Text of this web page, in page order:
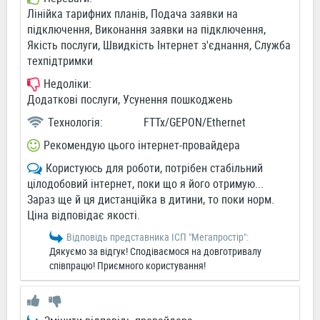
Лінійка тарифних планів, Подача заявки на
підключення, Виконання заявки на підключення,
Якість послуги, Швидкість Інтернет з'єднання, Служба
техпідтримки
Недоліки:
Додаткові послуги, Усунення пошкоджень
Технологія:
FTTx/GEPON/Ethernet
Рекомендую цього інтернет-провайдера
Користуюсь для роботи, потрібен стабільний
цілодобовий інтернет, поки що я його отримую...
Зараз ще й ця дистанційка в дитини, то поки норм.
Ціна відповідає якості.
Відповідь представника ІСП "Мегапростiр":
Дякуємо за відгук! Сподіваємося на довготривалу
співпрацю! Приємного користування!